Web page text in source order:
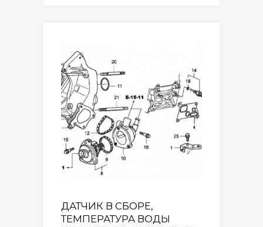
ДАТЧИК В СБОРЕ,
ТЕМПЕРАТУРА ВОДЫ